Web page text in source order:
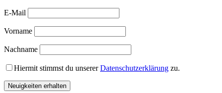
E-Mail
Vorname
Nachname
Hiermit stimmst du unsererDatenschutzerklärung zu.